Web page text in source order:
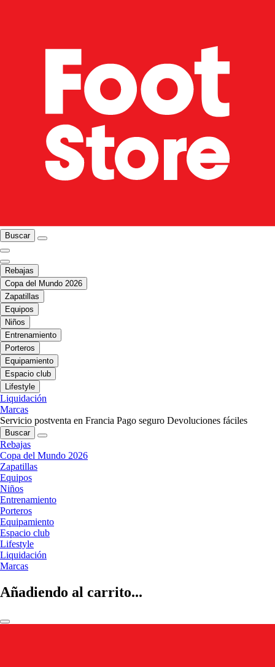
Buscar
Rebajas
Copa del Mundo 2026
Zapatillas
Equipos
Niños
Entrenamiento
Porteros
Equipamiento
Espacio club
Lifestyle
Liquidación
Marcas
Servicio postventa en Francia Pago seguro Devoluciones fáciles
Buscar
Rebajas
Copa del Mundo 2026
Zapatillas
Equipos
Niños
Entrenamiento
Porteros
Equipamiento
Espacio club
Lifestyle
Liquidación
Marcas
Añadiendo al carrito...